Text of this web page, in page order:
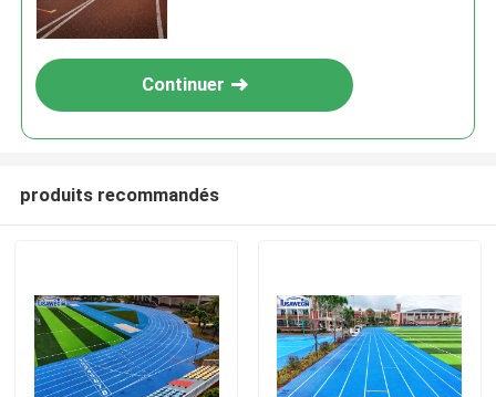
Continuer
produits recommandés